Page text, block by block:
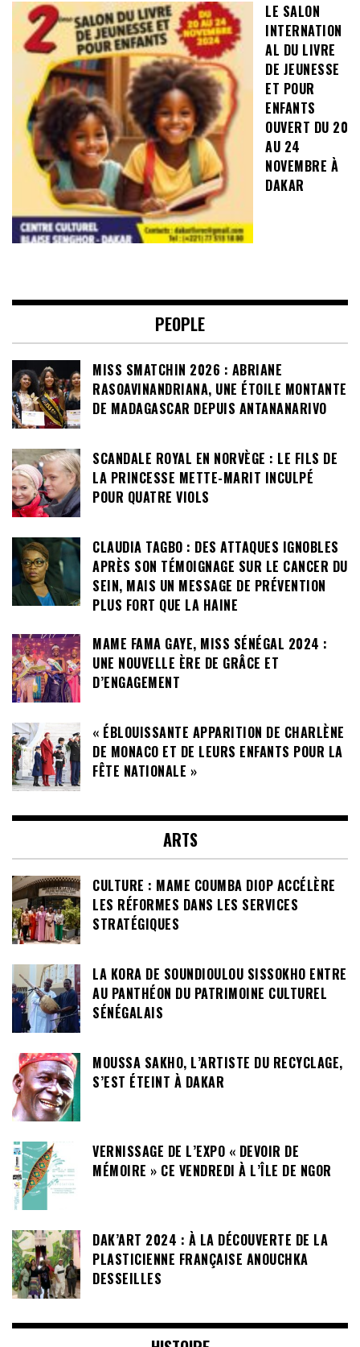
LE SALON
INTERNATION
AL DU LIVRE
DE JEUNESSE
ET POUR
ENFANTS
OUVERT DU 20
AU 24
NOVEMBRE À
DAKAR
PEOPLE
MISS SMATCHIN 2026 : ABRIANE
RASOAVINANDRIANA, UNE ÉTOILE MONTANTE
DE MADAGASCAR DEPUIS ANTANANARIVO
SCANDALE ROYAL EN NORVÈGE : LE FILS DE
LA PRINCESSE METTE-MARIT INCULPÉ
POUR QUATRE VIOLS
CLAUDIA TAGBO : DES ATTAQUES IGNOBLES
APRÈS SON TÉMOIGNAGE SUR LE CANCER DU
SEIN, MAIS UN MESSAGE DE PRÉVENTION
PLUS FORT QUE LA HAINE
MAME FAMA GAYE, MISS SÉNÉGAL 2024 :
UNE NOUVELLE ÈRE DE GRÂCE ET
D’ENGAGEMENT
« ÉBLOUISSANTE APPARITION DE CHARLÈNE
DE MONACO ET DE LEURS ENFANTS POUR LA
FÊTE NATIONALE »
ARTS
CULTURE : MAME COUMBA DIOP ACCÉLÈRE
LES RÉFORMES DANS LES SERVICES
STRATÉGIQUES
LA KORA DE SOUNDIOULOU SISSOKHO ENTRE
AU PANTHÉON DU PATRIMOINE CULTUREL
SÉNÉGALAIS
MOUSSA SAKHO, L’ARTISTE DU RECYCLAGE,
S’EST ÉTEINT À DAKAR
VERNISSAGE DE L’EXPO « DEVOIR DE
MÉMOIRE » CE VENDREDI À L’ÎLE DE NGOR
DAK’ART 2024 : À LA DÉCOUVERTE DE LA
PLASTICIENNE FRANÇAISE ANOUCHKA
DESSEILLES